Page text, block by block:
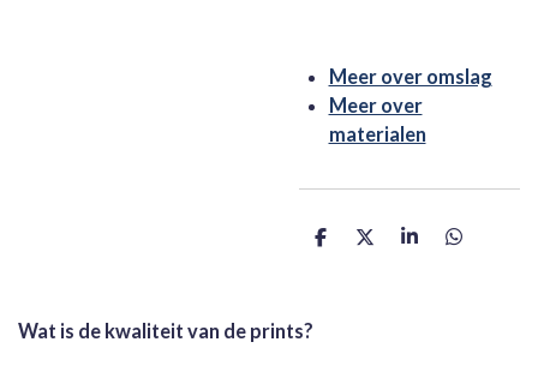
Meer over omslag
Meer over
materialen
D
D
S
D
Wat is de kwaliteit van de prints?